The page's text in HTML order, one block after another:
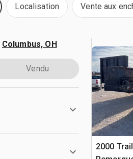
Localisation Vente aux
Columbus, OH
Vendu
2000